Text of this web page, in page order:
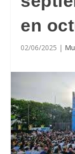
en
02/06/2025 |